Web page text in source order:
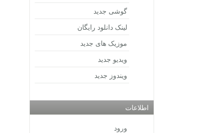
گوشی جدید
لینک دانلود رایگان
موزیک های جدید
ویدیو جدید
ویندوز جدید
اطلاعات
ورود